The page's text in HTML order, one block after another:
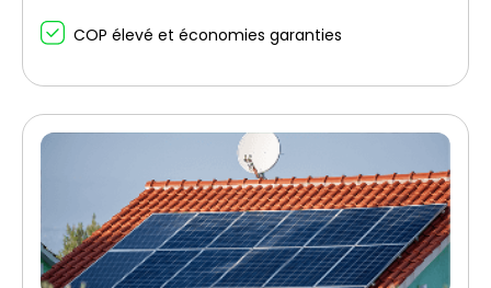
COP élevé et économies garanties